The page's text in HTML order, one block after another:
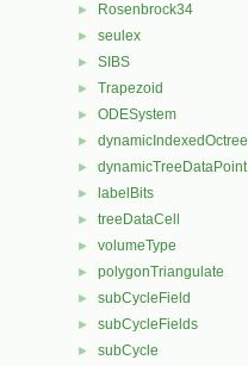
► Rosenbrock34
► seulex
► SIBS
► Trapezoid
► ODESystem
► dynamicIndexedOctree
► dynamicTreeDataPoint
► labelBits
► treeDataCell
► volumeType
► polygonTriangulate
► subCycleField
► subCycleFields
► subCycle